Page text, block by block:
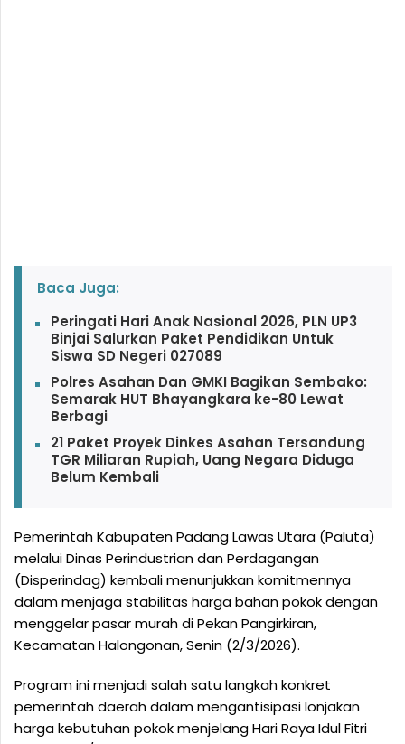
Baca Juga:
Peringati Hari Anak Nasional 2026, PLN UP3
Binjai Salurkan Paket Pendidikan Untuk
Siswa SD Negeri 027089
Polres Asahan Dan GMKI Bagikan Sembako:
Semarak HUT Bhayangkara ke-80 Lewat
Berbagi
21 Paket Proyek Dinkes Asahan Tersandung
TGR Miliaran Rupiah, Uang Negara Diduga
Belum Kembali
Pemerintah Kabupaten Padang Lawas Utara (Paluta)
melalui Dinas Perindustrian dan Perdagangan
(Disperindag) kembali menunjukkan komitmennya
dalam menjaga stabilitas harga bahan pokok dengan
menggelar pasar murah di Pekan Pangirkiran,
Kecamatan Halongonan, Senin (2/3/2026).
Program ini menjadi salah satu langkah konkret
pemerintah daerah dalam mengantisipasi lonjakan
harga kebutuhan pokok menjelang Hari Raya Idul Fitri